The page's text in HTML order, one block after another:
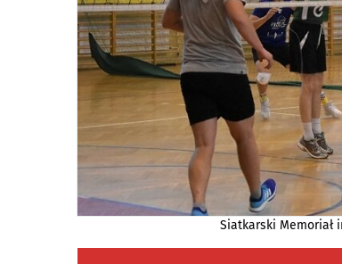
Siatkarski Memoriał